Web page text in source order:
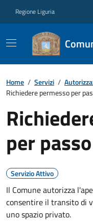
Regione Liguria
Home / Servizi /
Richiedere permesso per
per
Servizio Attivo
Il Comune autorizza
consentire il transito di
uno spazio privato.